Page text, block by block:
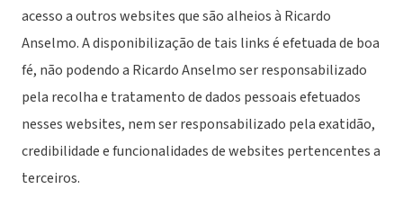
acesso a outros websites que são alheios à Ricardo
Anselmo. A disponibilização de tais links é efetuada de boa
fé, não podendo a Ricardo Anselmo ser responsabilizado
pela recolha e tratamento de dados pessoais efetuados
nesses websites, nem ser responsabilizado pela exatidão,
credibilidade e funcionalidades de websites pertencentes a
terceiros.